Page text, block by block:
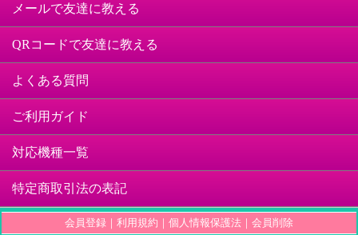
メールで友達に教える
QRコードで友達に教える
よくある質問
ご利用ガイド
対応機種一覧
特定商取引法の表記
会員登録 ｜ 利用規約 ｜ 個人情報保護法 ｜ 会員削除